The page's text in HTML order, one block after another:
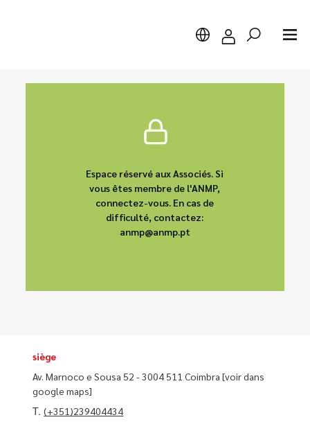
Espace réservé aux Associés. Si
vous êtes membre de l'ANMP,
connectez-vous. En cas de
difficulté, contactez:
anmp@anmp.pt
siège
Av. Marnoco e Sousa 52 - 3004 511 Coimbra[voir dans
google maps]
T.(+351)239404434